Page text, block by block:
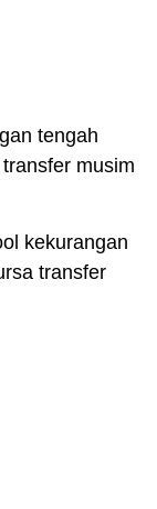
tengah
musim
kekurangan
transfer